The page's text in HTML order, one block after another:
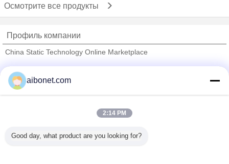
Осмотрите все продукты
Профиль компании
China Static Technology Online Marketplace
Trust Seal
Все продукты
aibonet.com
2:14 PM
Good day, what product are you looking for?